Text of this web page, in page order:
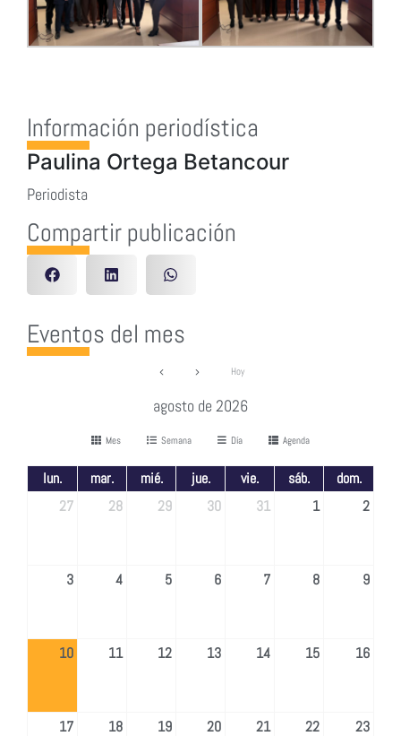
Información periodística
Paulina Ortega Betancour
Periodista
Compartir publicación
Eventos del mes
Hoy
agosto de 2026
Mes Semana Día Agenda
lun. mar. mié. jue. vie. sáb.
dom.
27
28 29 30 31 1 2
3 4 5 6 7 8 9
10 11 12 13 14 15 16
17 18 19 20 21 22 23